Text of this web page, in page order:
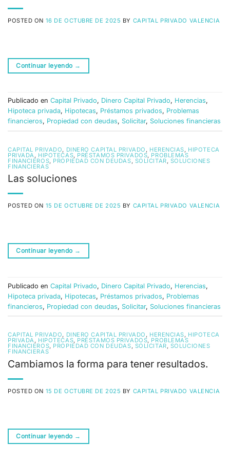
POSTED ON 16 DE OCTUBRE DE 2025 BY CAPITAL PRIVADO VALENCIA
Continuar leyendo →
Publicado en Capital Privado, Dinero Capital Privado, Herencias,
Hipoteca privada, Hipotecas, Préstamos privados, Problemas
financieros, Propiedad con deudas, Solicitar, Soluciones financieras
CAPITAL PRIVADO DINERO CAPITAL PRIVADO HERENCIAS HIPOTECA
PRIVADA HIPOTECAS PRÉSTAMOS PRIVADOS PROBLEMAS
FINANCIEROS PROPIEDAD CON DEUDAS SOLICITAR SOLUCIONES
FINANCIERAS
Las soluciones
POSTED ON 15 DE OCTUBRE DE 2025 BY CAPITAL PRIVADO VALENCIA
Continuar leyendo →
Publicado en Capital Privado, Dinero Capital Privado, Herencias,
Hipoteca privada, Hipotecas, Préstamos privados, Problemas
financieros, Propiedad con deudas, Solicitar, Soluciones financieras
CAPITAL PRIVADO, DINERO CAPITAL PRIVADO , HERENCIAS, HIPOTECA
PRIVADA, HIPOTECAS, PRÉSTAMOS PRIVADOS, PROBLEMAS
FINANCIEROS, PROPIEDAD CON DEUDAS, SOLICITAR, SOLUCIONES
FINANCIERAS
Cambiamos la forma para tener resultados.
POSTED ON 15 DE OCTUBRE DE 2025 BY CAPITAL PRIVADO VALENCIA
Continuar leyendo →